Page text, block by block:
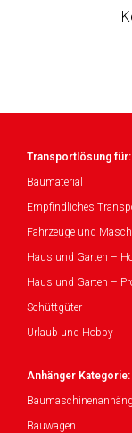
Transportlösung für:
Baumaterial
Empfindliches
Fahrzeuge und
Haus und Garten –
Haus und Garten –
Schüttgüter
Urlaub und Hobby
Anhänger Kategorie:
Bauwagen